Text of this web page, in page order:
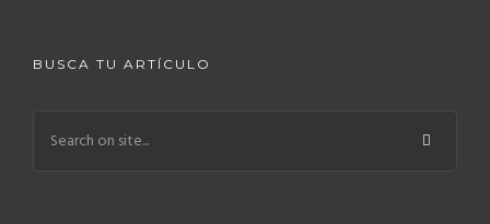
BUSCA TU ARTÍCULO